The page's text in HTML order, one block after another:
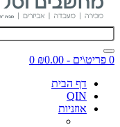
0 פריט\ים - ₪0.00
0
דף הבית
QIN
אוזניות